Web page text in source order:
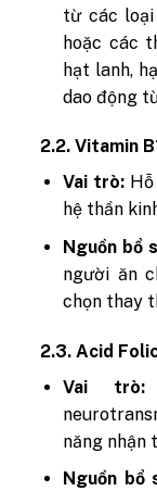
từ các loại
hoặc các
hạt lanh,
dao động
2.2. Vitamin
Vai trò:
hệ thần
Nguồn bổ
người ăn
chọn thay
2.3. Acid
Vai trò:
năng nhận
Nguồn bổ